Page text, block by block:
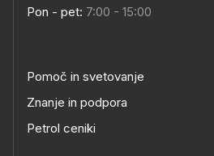
Pon - pet: 7:00 - 15:00
Pomoč in svetovanje
Znanje in podpora
Petrol ceniki